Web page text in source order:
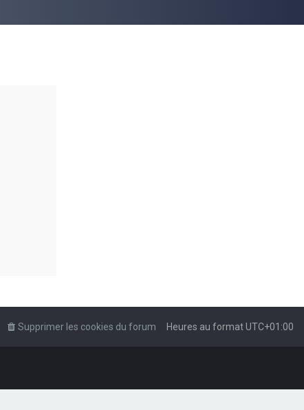
Heures au formatUTC+01:00
Supprimer les cookies du forum